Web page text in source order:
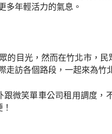
多年輕活力的氣息。
的目光，然而在竹北市，
訪各個路段，一起來為竹
微笑單車公司租用調度